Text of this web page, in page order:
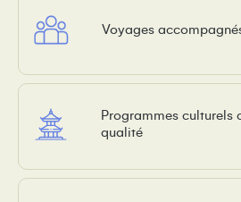
Voyages
Programmes culturels
qualité